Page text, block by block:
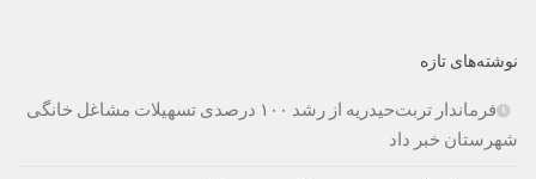
نوشته‌های تازه
فرماندار تربت‌حیدریه از رشد ۱۰۰ درصدی تسهیلات مشاغل خانگی
شهرستان خبر داد